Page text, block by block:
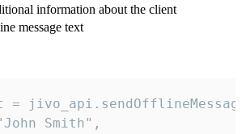
information about the client
message text
Smith",